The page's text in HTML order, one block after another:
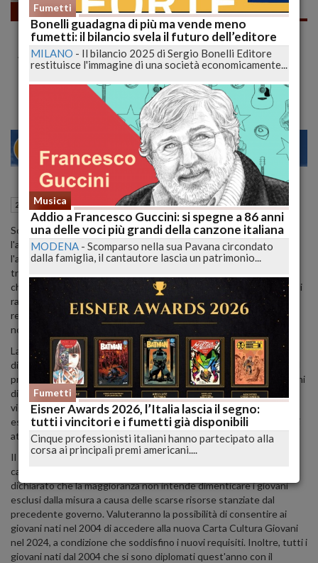
24 libri
Mai Più 18app e i Nati nel 2004 si
Attaccano! Dopo il Cinema in Ginocchio
anche i Giovani Lettori
28 30
24 libri Roma (RM) 21 Ottobre 2023 14:54
Sono stati esauriti i fondi destinati all'anno in corso per l'18App,
l'applicazione che consente ai giovani di ottenere contributi per
l'acquisto di beni culturali e servizi. La notizia è stata annunciata
tramite l'applicazione stessa, con l'avviso che recita: "Si comunica
che il plafond previsto, quale limite massimo di spesa, è esaurito. Si
rappresenta, pertanto, che la Piattaforma non consente più
registrazioni." Ciò significa che i giovani maggiorenni nati nel 2004
non avranno più la possibilità di accedere ai fondi dell'18App.
La legge prevede che, in caso di esaurimento delle risorse
disponibili, non possano essere allocate ulteriori risorse. Il plafond
previsto per la copertura della misura era stato fissato a 230 milioni
di euro annui a partire dal 2022, e la disposizione legale, entrata in
vigore a dicembre dello stesso anno, stabiliva che "in caso di
esaurimento delle risorse disponibili, Sogei non procede a ulteriori
attribuzioni dell'importo."
Il governo attuale ha deciso di sostituire l'18App con due nuove
carte cultura. Il senatore Paolo Marcheschi di Fratelli d'Italia ha
dichiarato che la maggioranza non intende dimenticare i giovani
esclusi dalla misura a causa delle scarse risorse stanziate dal
precedente governo. Valuteranno la possibilità di consentire ai
giovani nati nel 2004 di accedere alla nuova Carta Cultura Giovani
nel 2024, a condizione che soddisfino i nuovi requisiti. Inoltre, tutti i
giovani nati dal 2004 che si sono diplomati quest'anno con il
Fumetti
Bonelli guadagna di più ma vende meno
fumetti: il bilancio svela il futuro dell’editore
MILANO - Il bilancio 2025 di Sergio Bonelli Editore
restituisce l'immagine di una società economicamente...
Musica
Addio a Francesco Guccini: si spegne a 86 anni
una delle voci più grandi della canzone italiana
MODENA - Scomparso nella sua Pavana circondato
dalla famiglia, il cantautore lascia un patrimonio...
Fumetti
Eisner Awards 2026, l’Italia lascia il segno:
tutti i vincitori e i fumetti già disponibili
Cinque professionisti italiani hanno partecipato alla
corsa ai principali premi americani....